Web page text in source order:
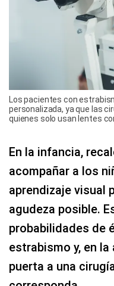
Los pacientes con
personalizada, ya que las
quienes solo usan lentes
En la infancia,
acompañar a los
aprendizaje visual
agudeza posible.
probabilidades de
estrabismo y, en
puerta a una